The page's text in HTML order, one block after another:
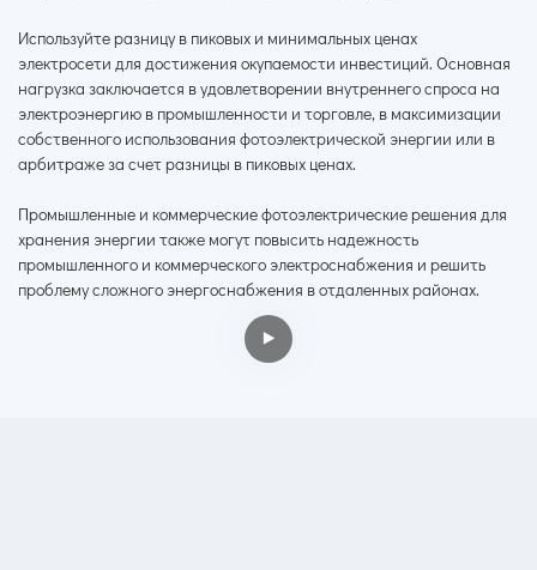
Используйте разницу в пиковых и минимальных ценах
электросети для достижения окупаемости инвестиций. Основная
нагрузка заключается в удовлетворении внутреннего спроса на
электроэнергию в промышленности и торговле, в максимизации
собственного использования фотоэлектрической энергии или в
арбитраже за счет разницы в пиковых ценах.
Промышленные и коммерческие фотоэлектрические решения для
хранения энергии также могут повысить надежность
промышленного и коммерческого электроснабжения и решить
проблему сложного энергоснабжения в отдаленных районах.